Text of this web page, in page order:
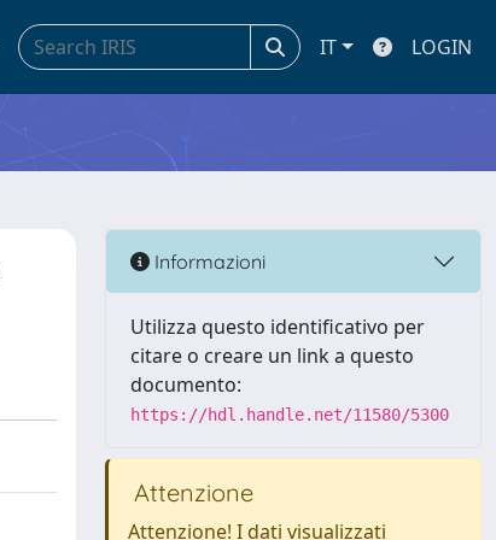
IT LOGIN
Informazioni
Utilizza questo identificativo per
citare o creare un link a questo
documento:
https://hdl.handle.net/11580/5300
Attenzione
Attenzione! I dati visualizzati